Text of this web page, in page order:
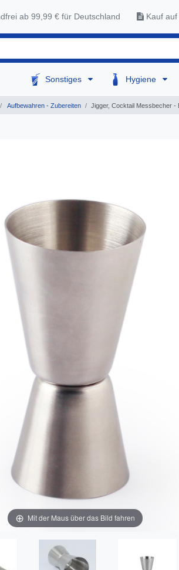
ab 99,99 € für Deutschland Kauf
Sonstiges Hygiene
Aufbewahren - Zubereiten Jigger, Cocktail Messbecher -
Mit der Maus über das Bild fahren